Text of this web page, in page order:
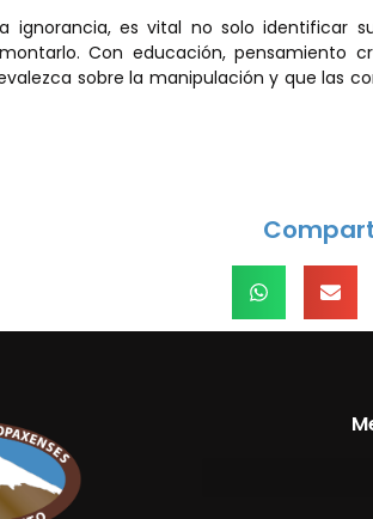
ignorancia, es vital no solo identificar
Con educación, pensamiento
sobre la manipulación y que las